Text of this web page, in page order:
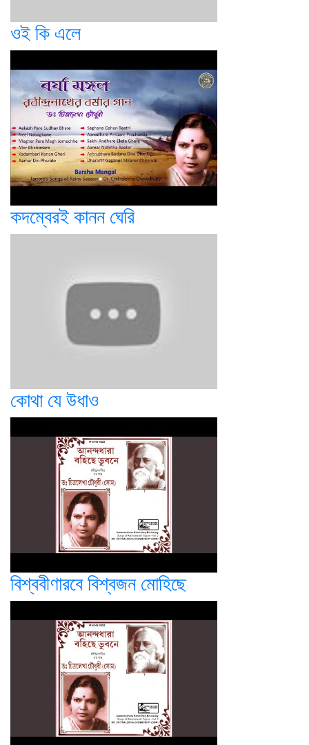
ওই কি এলে
কদম্বেরই কানন ঘেরি
কোথা যে উধাও
বিশ্ববীণারবে বিশ্বজন মোহিছে